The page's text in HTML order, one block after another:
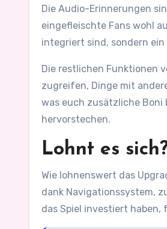
Die Audio-Erinnerungen
eingefleischte Fans wohl
integriert sind, sondern
Die restlichen Funktionen
zugreifen, Dinge mit
was euch zusätzliche Boni
hervorstechen.
Lohnt es
Wie lohnenswert das
dank Navigationssystem,
das Spiel investiert haben,